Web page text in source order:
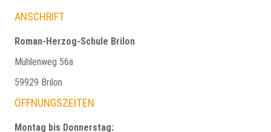
ANSCHRIFT
Roman-Herzog-Schule Brilon
Mühlenweg 56a
59929 Brilon
ÖFFNUNGSZEITEN
Montag bis Donnerstag: